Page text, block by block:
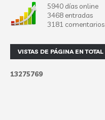
5940 días online
3468 entradas
3181 comentarios
VISTAS DE PÁGINA EN TOTAL
13275769